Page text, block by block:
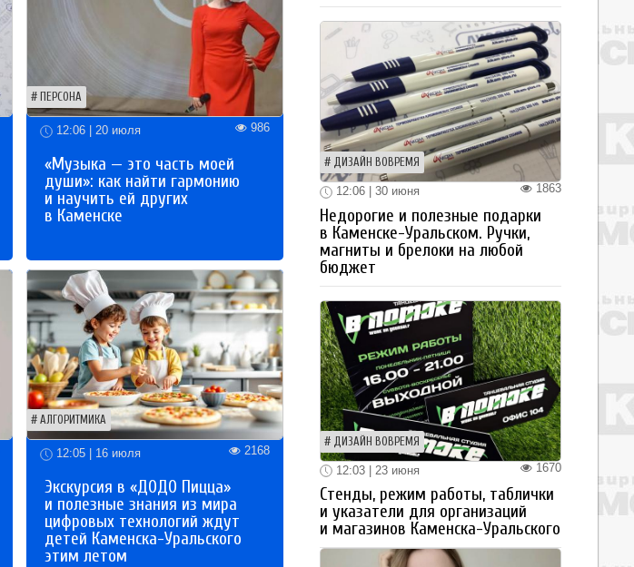
ПЕРСОНА
12:06 | 20 июля 986
«Музыка — это часть моей
души»: как найти гармонию
и научить ей других
в Каменске
АЛГОРИТМИКА
12:05 | 16 июля 2168
Экскурсия в «ДОДО Пицца»
и полезные знания из мира
цифровых технологий ждут
детей Каменска-Уральского
этим летом
ДИЗАЙН ВОВРЕМЯ
1863
12:06 | 30 июня
Недорогие и полезные подарки
в Каменске-Уральском. Ручки,
магниты и брелоки на любой
бюджет
ДИЗАЙН ВОВРЕМЯ
1670
12:03 | 23 июня
Стенды, режим работы, таблички
и указатели для организаций
и магазинов Каменска-Уральского